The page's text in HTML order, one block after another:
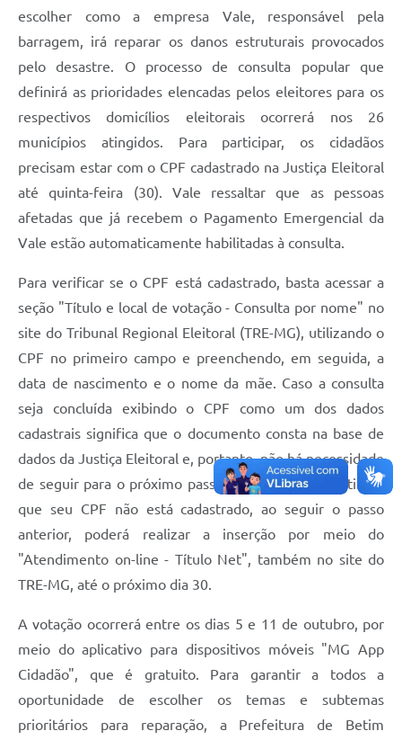
escolher como a empresa Vale, responsável pela
barragem, irá reparar os danos estruturais provocados
pelo desastre. O processo de consulta popular que
definirá as prioridades elencadas pelos eleitores para os
respectivos domicílios eleitorais ocorrerá nos 26
municípios atingidos. Para participar, os cidadãos
precisam estar com o CPF cadastrado na Justiça Eleitoral
até quinta-feira (30). Vale ressaltar que as pessoas
afetadas que já recebem o Pagamento Emergencial da
Vale estão automaticamente habilitadas à consulta.
Para verificar se o CPF está cadastrado, basta acessar a
seção "Título e local de votação - Consulta por nome" no
site do Tribunal Regional Eleitoral (TRE-MG), utilizando o
CPF no primeiro campo e preenchendo, em seguida, a
data de nascimento e o nome da mãe. Caso a consulta
seja concluída exibindo o CPF como um dos dados
cadastrais significa que o documento consta na base de
dados da Justiça Eleitoral e, portanto, não há necessidade
de seguir para o próximo passo. Se o cidadão identificar
que seu CPF não está cadastrado, ao seguir o passo
anterior, poderá realizar a inserção por meio do
"Atendimento on-line - Título Net", também no site do
TRE-MG, até o próximo dia 30.
A votação ocorrerá entre os dias 5 e 11 de outubro, por
meio do aplicativo para dispositivos móveis "MG App
Cidadão", que é gratuito. Para garantir a todos a
oportunidade de escolher os temas e subtemas
prioritários para reparação, a Prefeitura de Betim